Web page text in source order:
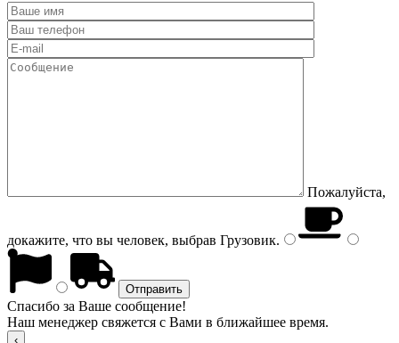
Пожалуйста,
докажите, что вы человек, выбрав Грузовик.
Спасибо за Ваше сообщение!
Наш менеджер свяжется с Вами в ближайшее время.